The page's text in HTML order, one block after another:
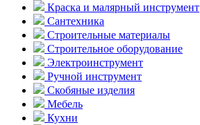
Краска и малярный инструмент
Сантехника
Строительные материалы
Строительное оборудование
Электроинструмент
Ручной инструмент
Скобяные изделия
Мебель
Кухни